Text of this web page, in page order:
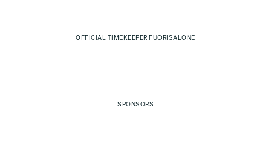
OFFICIAL TIMEKEEPER FUORISALONE
SPONSORS